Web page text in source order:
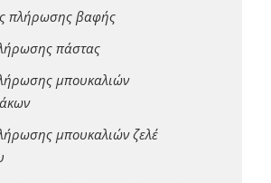
πλήρωσης βαφής
πάστας
μπουκαλιών
μπουκαλιών ζελέ